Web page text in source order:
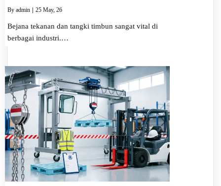
By admin 25 May, 26
Bejana tekanan dan tangki timbun sangat vital di
berbagai industri.…